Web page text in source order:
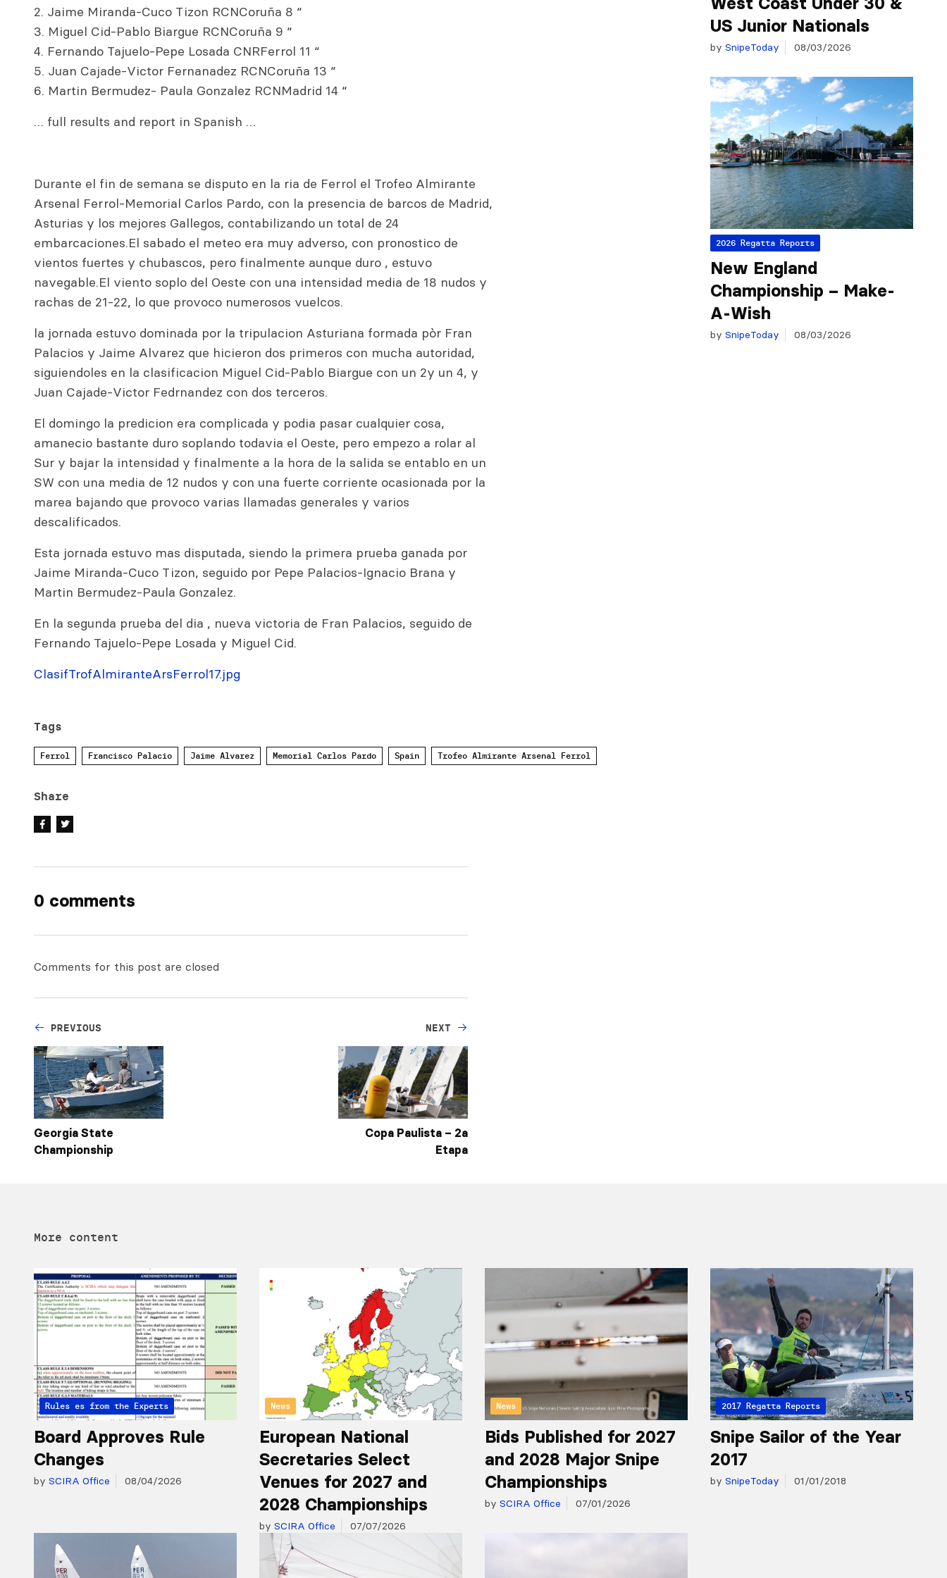
2. Jaime Miranda-Cuco Tizon RCNCoruña 8 “
3. Miguel Cid-Pablo Biargue RCNCoruña 9 “
4. Fernando Tajuelo-Pepe Losada CNRFerrol 11 “
5. Juan Cajade-Victor Fernanadez RCNCoruña 13 “
6. Martin Bermudez- Paula Gonzalez RCNMadrid 14 “
… full results and report in Spanish …
Durante el fin de semana se disputo en la ria de Ferrol el Trofeo Almirante
Arsenal Ferrol-Memorial Carlos Pardo, con la presencia de barcos de Madrid,
Asturias y los mejores Gallegos, contabilizando un total de 24
embarcaciones.El sabado el meteo era muy adverso, con pronostico de
vientos fuertes y chubascos, pero finalmente aunque duro , estuvo
navegable.El viento soplo del Oeste con una intensidad media de 18 nudos y
rachas de 21-22, lo que provoco numerosos vuelcos.
la jornada estuvo dominada por la tripulacion Asturiana formada pòr Fran
Palacios y Jaime Alvarez que hicieron dos primeros con mucha autoridad,
siguiendoles en la clasificacion Miguel Cid-Pablo Biargue con un 2y un 4, y
Juan Cajade-Victor Fedrnandez con dos terceros.
El domingo la predicion era complicada y podia pasar cualquier cosa,
amanecio bastante duro soplando todavia el Oeste, pero empezo a rolar al
Sur y bajar la intensidad y finalmente a la hora de la salida se entablo en un
SW con una media de 12 nudos y con una fuerte corriente ocasionada por la
marea bajando que provoco varias llamadas generales y varios
descalificados.
Esta jornada estuvo mas disputada, siendo la primera prueba ganada por
Jaime Miranda-Cuco Tizon, seguido por Pepe Palacios-Ignacio Brana y
Martin Bermudez-Paula Gonzalez.
En la segunda prueba del dia , nueva victoria de Fran Palacios, seguido de
Fernando Tajuelo-Pepe Losada y Miguel Cid.
ClasifTrofAlmiranteArsFerrol17.jpg
Tags
Ferrol Francisco Palacio Jaime Alvarez Memorial Carlos Pardo Spain Trofeo Almirante Arsenal Ferrol
Share
0 comments
Comments for this post are closed
PREVIOUS
Georgia State
Championship
NEXT
Copa Paulista – 2a
Etapa
US Junior Nationals
by SnipeToday 08/03/2026
2026 Regatta Reports
New England
Championship – Make-
A-Wish
by SnipeToday 08/03/2026
More content
Articles from the Experts
Rules
Board Approves Rule
Changes
by SCIRA Office 08/04/2026
News
European National
Secretaries Select
Venues for 2027 and
2028 Championships
by SCIRA Office 07/07/2026
News
Bids Published for 2027
and 2028 Major Snipe
Championships
by SCIRA Office 07/01/2026
2017 Regatta Reports
Snipe Sailor of the Year
2017
by SnipeToday 01/01/2018